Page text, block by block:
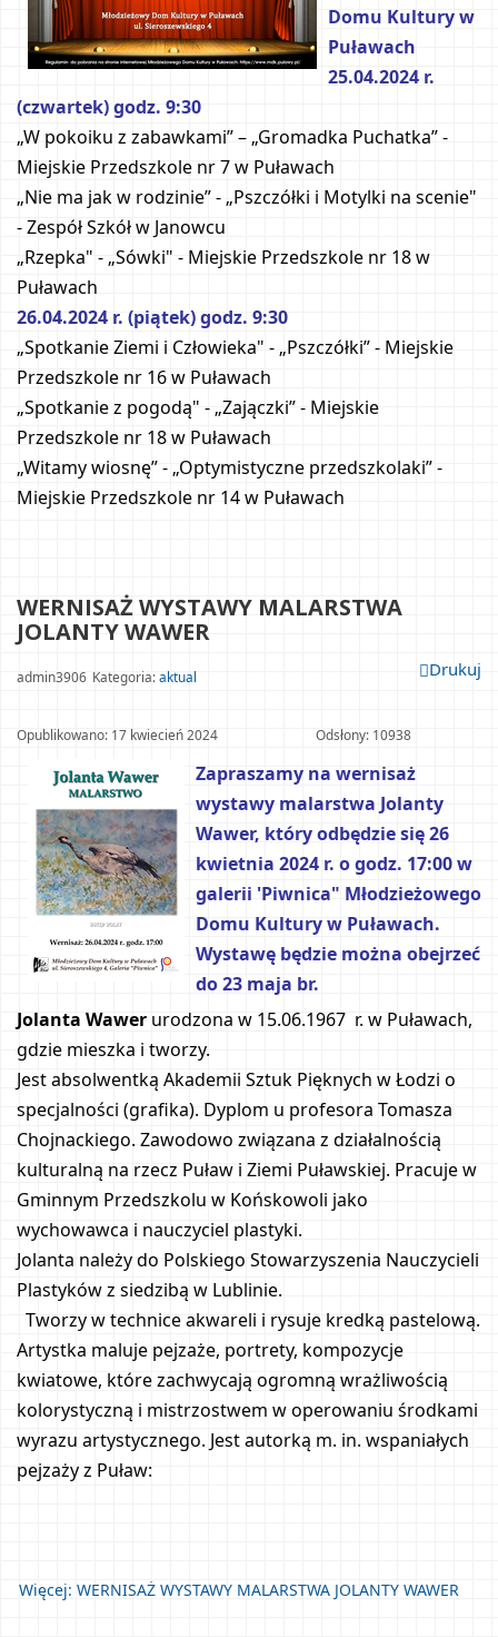
Domu Kultury w
Puławach
25.04.2024 r.
(czwartek) godz. 9:30
„W pokoiku z zabawkami” – „Gromadka Puchatka” -
Miejskie Przedszkole nr 7 w Puławach
„Nie ma jak w rodzinie” - „Pszczółki i Motylki na scenie"
- Zespół Szkół w Janowcu
„Rzepka" - „Sówki" - Miejskie Przedszkole nr 18 w
Puławach
26.04.2024 r. (piątek) godz. 9:30
„Spotkanie Ziemi i Człowieka" - „Pszczółki” - Miejskie
Przedszkole nr 16 w Puławach
„Spotkanie z pogodą" - „Zajączki” - Miejskie
Przedszkole nr 18 w Puławach
„Witamy wiosnę” - „Optymistyczne przedszkolaki” -
Miejskie Przedszkole nr 14 w Puławach
WERNISAŻ WYSTAWY MALARSTWA
Drukuj
admin3906 Kategoria: aktual
Odsłony: 10938
Zapraszamy na wernisaż
wystawy malarstwa Jolanty
Wawer, który odbędzie się 26
kwietnia 2024 r. o godz. 17:00 w
galerii 'Piwnica" Młodzieżowego
Domu Kultury w Puławach.
Wystawę będzie można obejrzeć
do 23 maja br.
Jolanta Wawer urodzona w 15.06.1967  r. w Puławach,
gdzie mieszka i tworzy.
Jest absolwentką Akademii Sztuk Pięknych w Łodzi o
specjalności (grafika). Dyplom u profesora Tomasza
Chojnackiego. Zawodowo związana z działalnością
kulturalną na rzecz Puław i Ziemi Puławskiej. Pracuje w
Gminnym Przedszkolu w Końskowoli jako
wychowawca i nauczyciel plastyki.
Jolanta należy do Polskiego Stowarzyszenia Nauczycieli
Plastyków z siedzibą w Lublinie.
Tworzy w technice akwareli i rysuje kredką pastelową.
Artystka maluje pejzaże, portrety, kompozycje
kwiatowe, które zachwycają ogromną wrażliwością
kolorystyczną i mistrzostwem w operowaniu środkami
wyrazu artystycznego. Jest autorką m. in. wspaniałych
pejzaży z Puław: